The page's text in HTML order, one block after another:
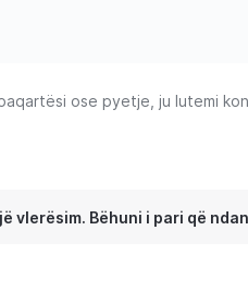
ose pyetje, ju lutemi
vlerësim. Bëhuni i pari që